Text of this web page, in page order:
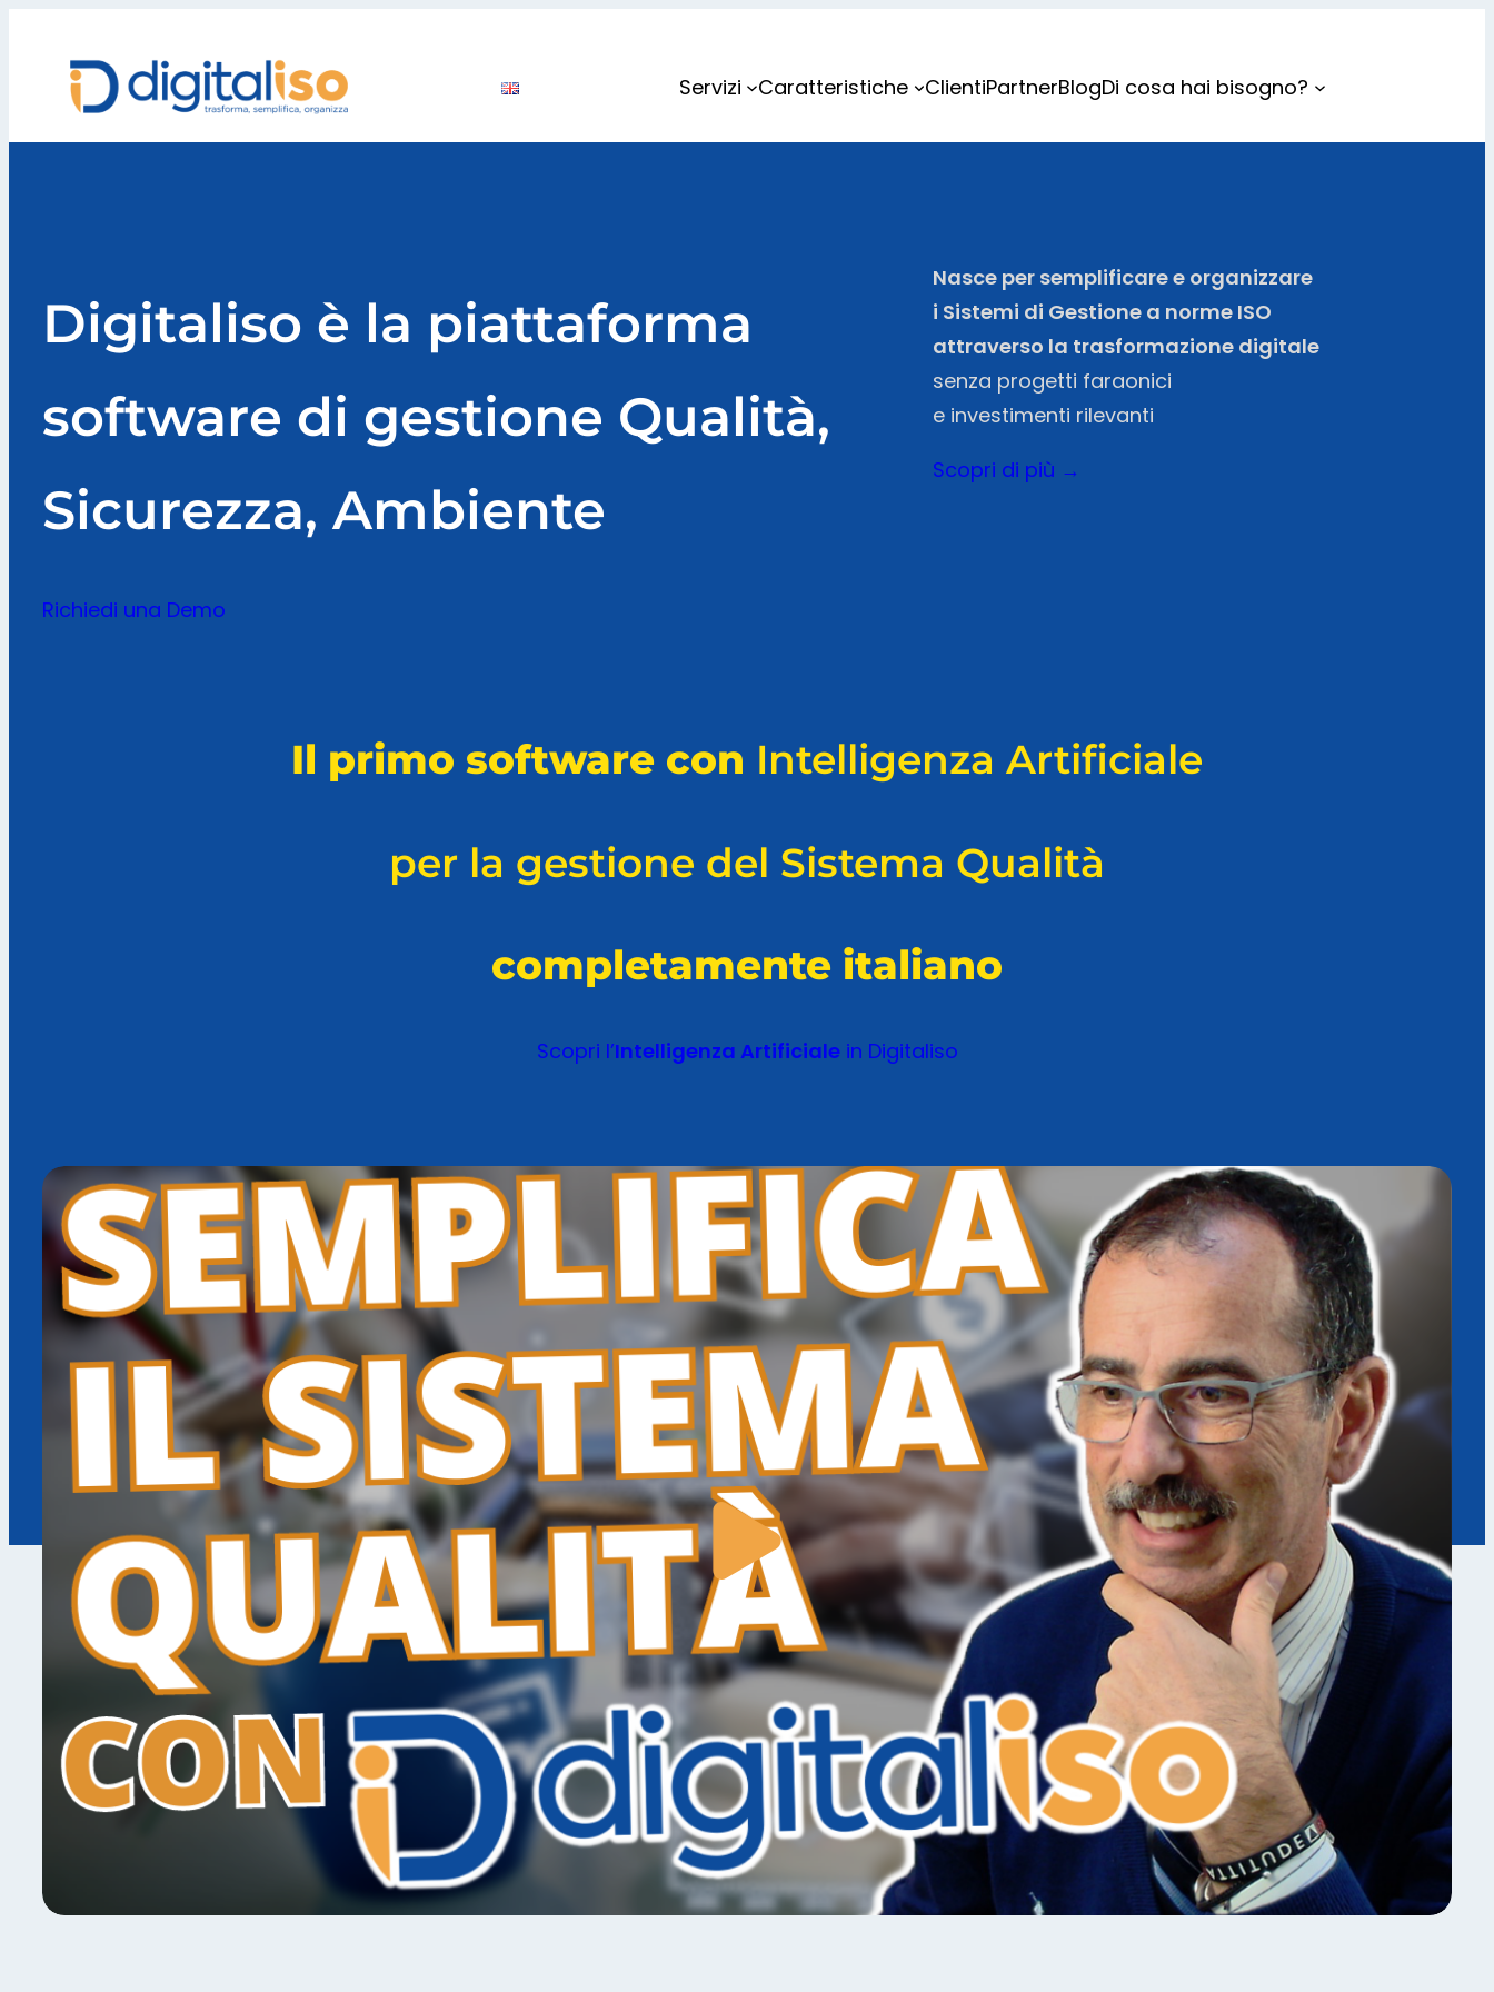
contenuto
Servizi Caratteristiche ClientiPartnerBlogDi cosa hai bisogno?
Digitaliso è la piattaforma
software di gestione Qualità,
Sicurezza, Ambiente
Richiedi una Demo
Nasce per semplificare e organizzare
i Sistemi di Gestione a norme ISO
attraverso la trasformazione digitale
senza progetti faraonici
e investimenti rilevanti
Scopri di più →
Il primo software con Intelligenza Artificiale
per la gestione del Sistema Qualità
completamente italiano
Scopri l’Intelligenza Artificialein Digitaliso